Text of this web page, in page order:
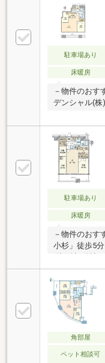
4階北西角部
ディスポー
三井不動産レ
免震構造・タ
共用施設・各
間有人管理・
駐車場あり
床暖房
－物件のおす
デンシャル(
インタワー
用・SIC・
用施設(一部
ステーショ
暖房・食洗機
機・宅配ボ
ダウンライト
希望の住ま
物件の詳細・
駐車場あり
床暖房
－物件のおす
小杉」徒歩5
(株)他旧分譲
ケーション促
ペット飼育可
機・ディスポ
ンフレットで
ム)・間取り
ーム面積0.92
探しをお手
ご相談はお気
角部屋
ペット相談可